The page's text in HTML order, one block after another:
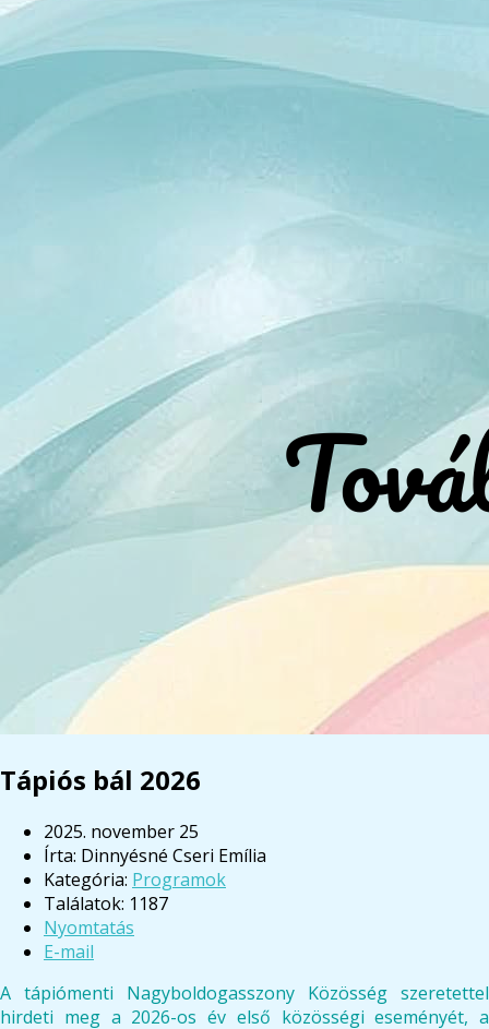
Tápiós bál 2026
2025. november 25
Írta: Dinnyésné Cseri Emília
Kategória: Programok
Találatok: 1187
Nyomtatás
E-mail
A tápiómenti Nagyboldogasszony Közösség szeretettel
hirdeti meg a 2026-os év első közösségi eseményét, a